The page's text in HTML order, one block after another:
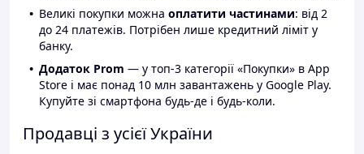
Великі покупки можна оплатити частинами: від 2
до 24 платежів. Потрібен лише кредитний ліміт у
банку.
Додаток Prom — у топ-3 категорії «Покупки» в App
Store і має понад 10 млн завантажень у Google Play.
Купуйте зі смартфона будь-де і будь-коли.
Продавці з усієї України